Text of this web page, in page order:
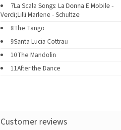
7La Scala Songs: La Donna E Mobile -
Verdi;Lilli Marlene - Schultze
8The Tango
9Santa Lucia Cottrau
10The Mandolin
11After the Dance